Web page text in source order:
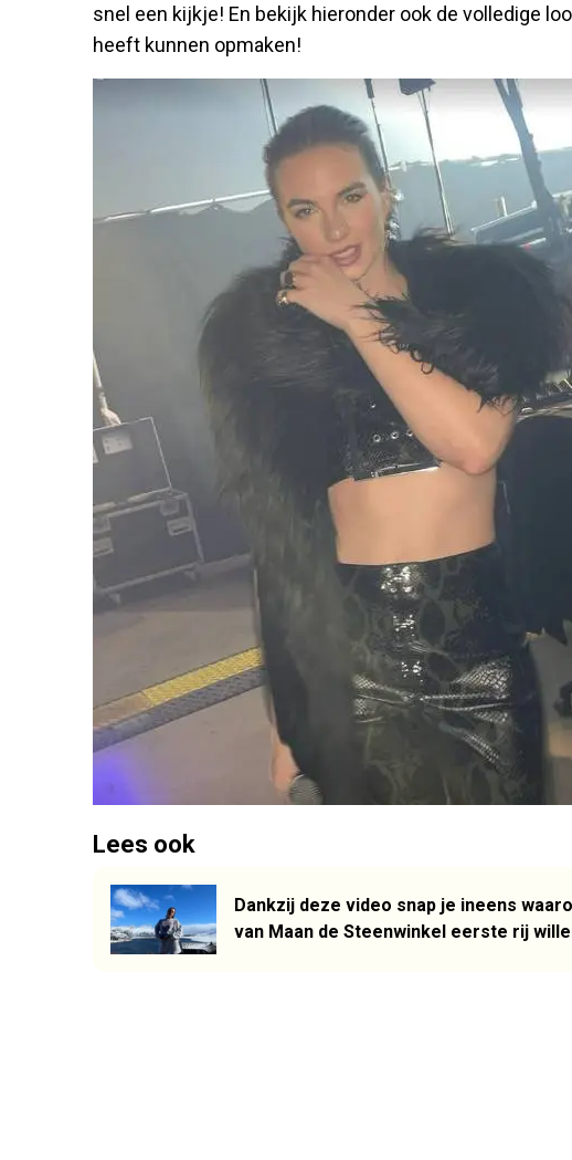
snel een kijkje! En bekijk hieronder ook de volledige
heeft kunnen opmaken!
Lees ook
Dankzij deze video snap je ineens
van Maan de Steenwinkel eerste rij